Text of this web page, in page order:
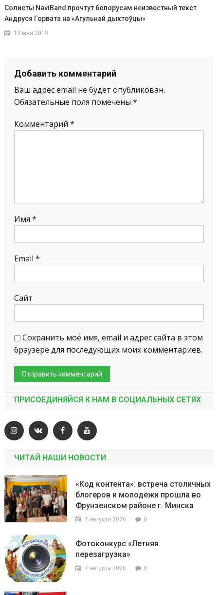
Солисты NaviBand прочтут белорусам неизвестный текст
Андруся Горвата на «Агульнай дыктоўцы»
13 мая 2019
Добавить комментарий
Ваш адрес email не будет опубликован.
Обязательные поля помечены *
Комментарий *
Имя *
Email *
Сайт
Сохранить моё имя, email и адрес сайта в этом
браузере для последующих моих комментариев.
ПРИСОЕДИНЯЙСЯ К НАМ В СОЦИАЛЬНЫХ СЕТЯХ
ЧИТАЙ НАШИ НОВОСТИ
«Код контента»: встреча столичных
блогеров и молодёжи прошла во
Фрунзенском районе г. Минска
7 августа 2026 0
Фотоконкурс «Летняя
перезагрузка»
7 августа 2026 0